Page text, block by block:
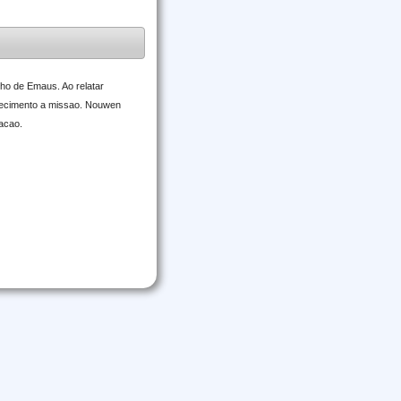
de Emaus. Ao relatar
a missao. Nouwen